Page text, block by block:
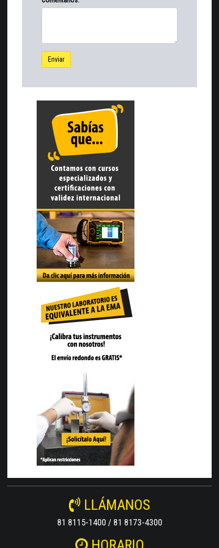
Enviar
LLÁMANOS
81 8115-1400 / 81 8173-4300